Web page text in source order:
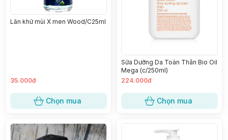
Lăn khử mùi X men Wood/C25ml
35.000đ
Chọn mua
Sữa Dưỡng Da Toàn Thân Bio Oil
Mega (c/250ml)
224.000đ
Chọn mua